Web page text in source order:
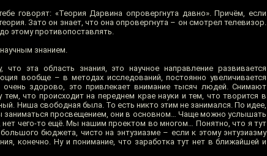
говорят: «Теория Дарвина опровергнута давно». Причём, если
Зато он знает, что она опровергнута – он смотрел телевизор.
этому противопоставлять.
знанием.
эта область знания, это научное направление развивается
вообще – в методах исследований, постоянно увеличивается
здорово, это привлекает внимание тысяч людей. Снимают
что происходит на переднем крае науки и тем, что творится в
Ниша свободная была. То есть никто этим не занимался. По идее,
заниматься просвещением, они в основном… Чаще можно услышать
чего-то ещё. Мы нашим проектом во многом… Понятно, что я тут
бюджета, чисто на энтузиазме – если к этому энтузиазму
конечно. Ну и понимание, что заработка тут нет в ближайшей и